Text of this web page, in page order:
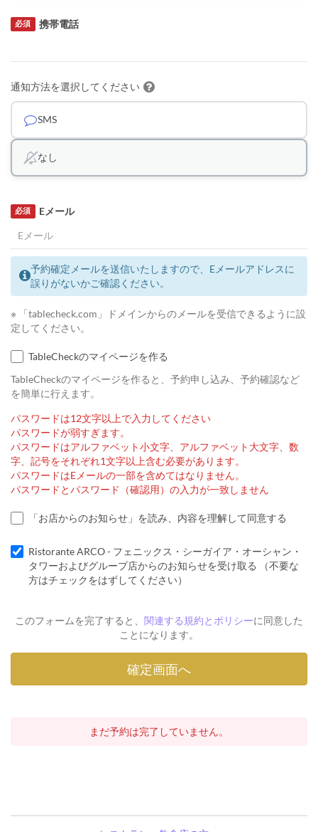
携帯電話
必須
通知方法を選択してください
SMS
なし
Eメール
必須
予約確定メールを送信いたしますので、Eメールアドレスに
誤りがないかご確認ください。
※ 「tablecheck.com」ドメインからのメールを受信できるように設
定してください。
TableCheckのマイページを作る
TableCheckのマイページを作ると、予約申し込み、予約確認など
を簡単に行えます。
パスワードは12文字以上で入力してください
パスワードが弱すぎます。
パスワードはアルファベット小文字、アルファベット大文字、数
字、記号をそれぞれ1文字以上含む必要があります。
パスワードはEメールの一部を含めてはなりません。
パスワードとパスワード（確認用）の入力が一致しません
「お店からのお知らせ」を読み、内容を理解して同意する
Ristorante ARCO - フェニックス・シーガイア・オーシャン・
タワーおよびグループ店からのお知らせを受け取る （不要な
方はチェックをはずしてください）
このフォームを完了すると、 関連する規約とポリシーに同意した
ことになります。
まだ予約は完了していません。